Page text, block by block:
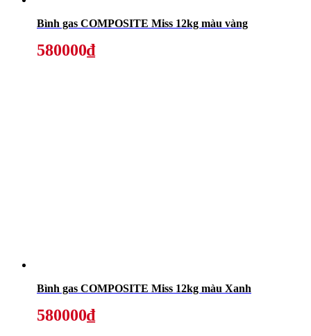
Bình gas COMPOSITE Miss 12kg màu vàng
580000₫
Bình gas COMPOSITE Miss 12kg màu Xanh
580000₫